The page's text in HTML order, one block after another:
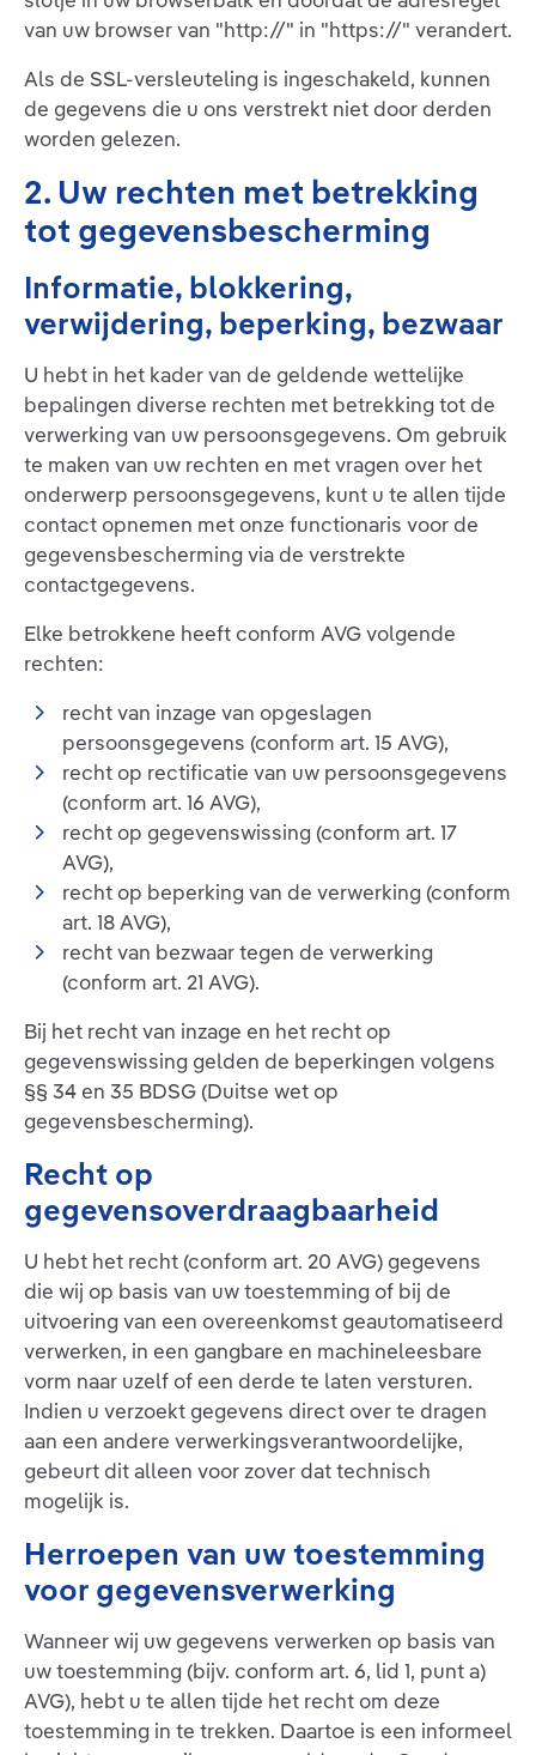
van uw browser van "http://" in "https://" verandert.
Als de SSL-versleuteling is ingeschakeld, kunnen
de gegevens die u ons verstrekt niet door derden
worden gelezen.
2. Uw rechten met betrekking
tot gegevensbescherming
Informatie, blokkering,
verwijdering, beperking, bezwaar
U hebt in het kader van de geldende wettelijke
bepalingen diverse rechten met betrekking tot de
verwerking van uw persoonsgegevens. Om gebruik
te maken van uw rechten en met vragen over het
onderwerp persoonsgegevens, kunt u te allen tijde
contact opnemen met onze functionaris voor de
gegevensbescherming via de verstrekte
contactgegevens.
Elke betrokkene heeft conform AVG volgende
rechten:
recht van inzage van opgeslagen
persoonsgegevens (conform art. 15 AVG),
recht op rectificatie van uw persoonsgegevens
(conform art. 16 AVG),
recht op gegevenswissing (conform art. 17
AVG),
recht op beperking van de verwerking (conform
art. 18 AVG),
recht van bezwaar tegen de verwerking
(conform art. 21 AVG).
Bij het recht van inzage en het recht op
gegevenswissing gelden de beperkingen volgens
§§ 34 en 35 BDSG (Duitse wet op
gegevensbescherming).
Recht op
gegevensoverdraagbaarheid
U hebt het recht (conform art. 20 AVG) gegevens
die wij op basis van uw toestemming of bij de
uitvoering van een overeenkomst geautomatiseerd
verwerken, in een gangbare en machineleesbare
vorm naar uzelf of een derde te laten versturen.
Indien u verzoekt gegevens direct over te dragen
aan een andere verwerkingsverantwoordelijke,
gebeurt dit alleen voor zover dat technisch
mogelijk is.
Herroepen van uw toestemming
voor gegevensverwerking
Wanneer wij uw gegevens verwerken op basis van
uw toestemming (bijv. conform art. 6, lid 1, punt a)
AVG), hebt u te allen tijde het recht om deze
toestemming in te trekken. Daartoe is een informeel